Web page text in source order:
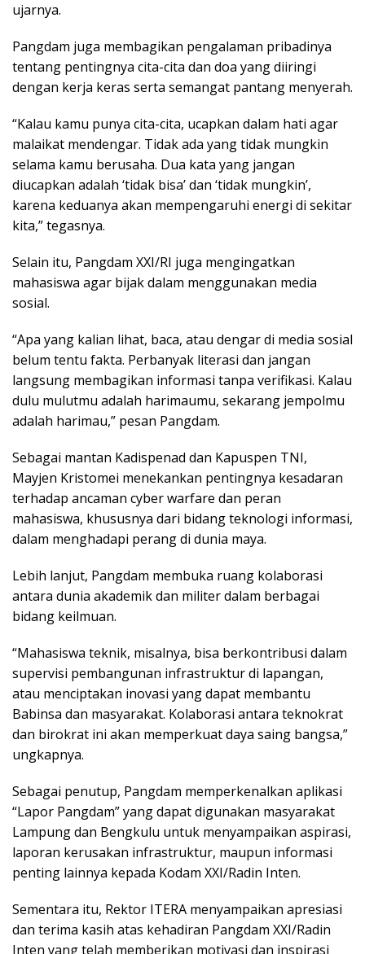
ujarnya.
Pangdam juga membagikan pengalaman pribadinya
tentang pentingnya cita-cita dan doa yang diiringi
dengan kerja keras serta semangat pantang menyerah.
“Kalau kamu punya cita-cita, ucapkan dalam hati agar
malaikat mendengar. Tidak ada yang tidak mungkin
selama kamu berusaha. Dua kata yang jangan
diucapkan adalah ‘tidak bisa’ dan ‘tidak mungkin’,
karena keduanya akan mempengaruhi energi di sekitar
kita,” tegasnya.
Selain itu, Pangdam XXI/RI juga mengingatkan
mahasiswa agar bijak dalam menggunakan media
sosial.
“Apa yang kalian lihat, baca, atau dengar di media sosial
belum tentu fakta. Perbanyak literasi dan jangan
langsung membagikan informasi tanpa verifikasi. Kalau
dulu mulutmu adalah harimaumu, sekarang jempolmu
adalah harimau,” pesan Pangdam.
Sebagai mantan Kadispenad dan Kapuspen TNI,
Mayjen Kristomei menekankan pentingnya kesadaran
terhadap ancaman cyber warfare dan peran
mahasiswa, khususnya dari bidang teknologi informasi,
dalam menghadapi perang di dunia maya.
Lebih lanjut, Pangdam membuka ruang kolaborasi
antara dunia akademik dan militer dalam berbagai
bidang keilmuan.
“Mahasiswa teknik, misalnya, bisa berkontribusi dalam
supervisi pembangunan infrastruktur di lapangan,
atau menciptakan inovasi yang dapat membantu
Babinsa dan masyarakat. Kolaborasi antara teknokrat
dan birokrat ini akan memperkuat daya saing bangsa,”
ungkapnya.
Sebagai penutup, Pangdam memperkenalkan aplikasi
“Lapor Pangdam” yang dapat digunakan masyarakat
Lampung dan Bengkulu untuk menyampaikan aspirasi,
laporan kerusakan infrastruktur, maupun informasi
penting lainnya kepada Kodam XXI/Radin Inten.
Sementara itu, Rektor ITERA menyampaikan apresiasi
dan terima kasih atas kehadiran Pangdam XXI/Radin
Inten yang telah memberikan motivasi dan inspirasi